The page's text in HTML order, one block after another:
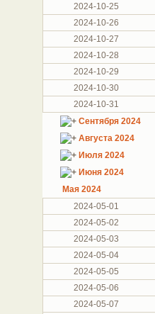
2024-10-25
2024-10-26
2024-10-27
2024-10-28
2024-10-29
2024-10-30
2024-10-31
Сентября 2024
Августа 2024
Июля 2024
Июня 2024
Мая 2024
2024-05-01
2024-05-02
2024-05-03
2024-05-04
2024-05-05
2024-05-06
2024-05-07